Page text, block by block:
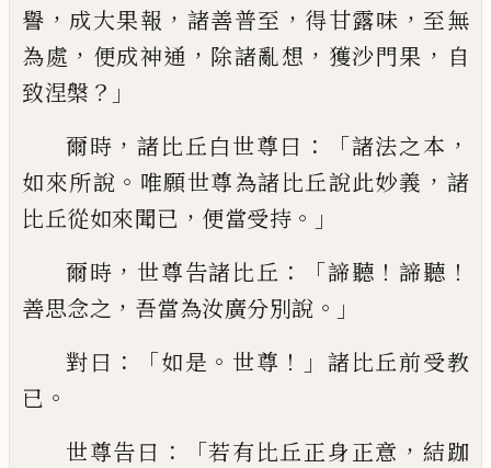
譽 ， 成大果報 ， 諸善普至 ， 得甘露味 ， 至無
為處 ， 便成神通 ， 除諸亂想 ， 獲沙門果 ， 自
致涅槃 ？」
爾時 ，諸比丘白世尊曰 ：「諸法之本 ，
如來所說 。 唯願世尊為諸比丘說此妙義 ， 諸
比丘從如來聞已 ， 便當受持 。」
爾時 ， 世尊告諸比丘 ：「諦聽 ！諦聽 ！
善思念之 ， 吾當為汝廣分別說 。」
對曰 ：「如是 。 世尊 ！」 諸比丘前受教
已 。
世尊告曰 ：「若有比丘正身正意 ， 結跏